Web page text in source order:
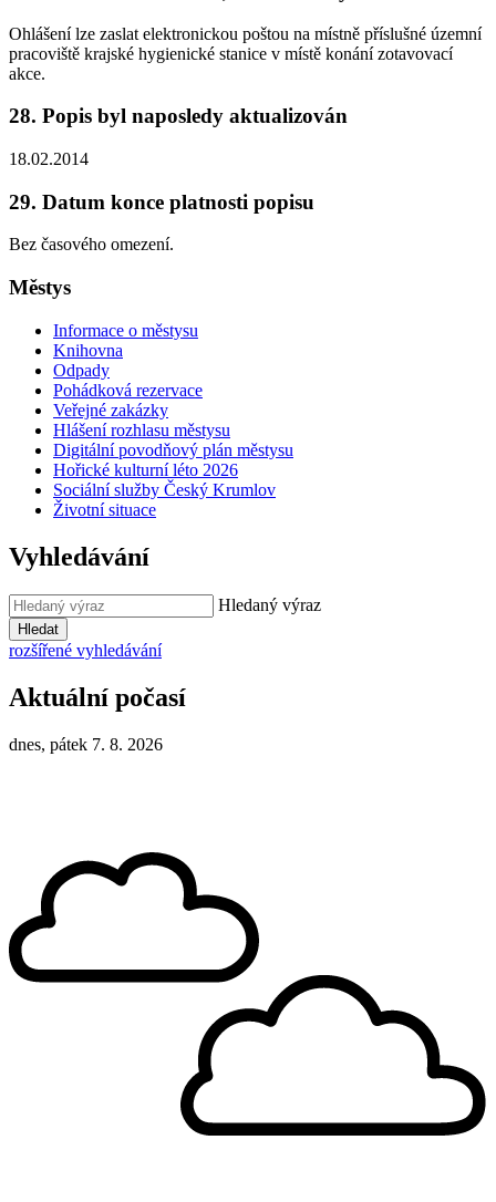
Ohlášení lze zaslat elektronickou poštou na místně příslušné územní
pracoviště krajské hygienické stanice v místě konání zotavovací
akce.
28. Popis byl naposledy aktualizován
18.02.2014
29. Datum konce platnosti popisu
Bez časového omezení.
Městys
Informace o městysu
Knihovna
Odpady
Pohádková rezervace
Veřejné zakázky
Hlášení rozhlasu městysu
Digitální povodňový plán městysu
Hořické kulturní léto 2026
Sociální služby Český Krumlov
Životní situace
Vyhledávání
Hledaný výraz
Hledat
rozšířené vyhledávání
Aktuální počasí
dnes, pátek 7. 8. 2026